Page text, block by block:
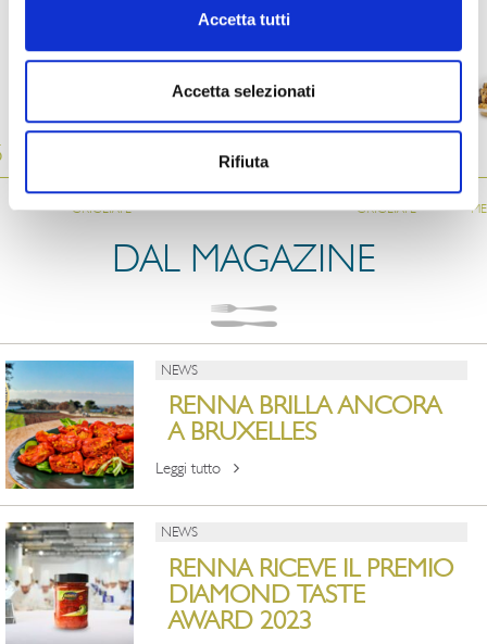
Accetta tutti
Accetta selezionati
Rifiuta
ALTRI PRODOTTI DELLA LINEA TERRA
MELANZANA
GRIGLIATE
026
OLIVE “LECCINO”
MELANZANE
GRIGLIATE
DAL MAGAZINE
NEWS
RENNA BRILLA ANCORA
A BRUXELLES
Leggi tutto
NEWS
RENNA RICEVE IL PREMIO
DIAMOND TASTE
AWARD 2023